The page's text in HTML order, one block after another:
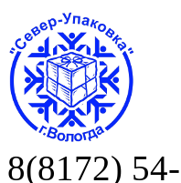
8(8172)